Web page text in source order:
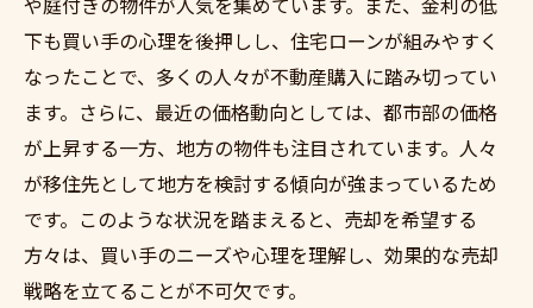
下も買い手の心理を後押しし、住宅ローンが組みやすく
なったことで、多くの人々が不動産購入に踏み切ってい
ます。さらに、最近の価格動向としては、都市部の価格
が上昇する一方、地方の物件も注目されています。人々
が移住先として地方を検討する傾向が強まっているため
です。このような状況を踏まえると、売却を希望する
方々は、買い手のニーズや心理を理解し、効果的な売却
戦略を立てることが不可欠です。